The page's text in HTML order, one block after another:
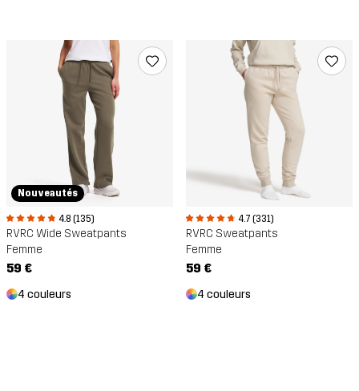
Nouveautés
4.8 (135)
RVRC Wide Sweatpants
Femme
59 €
4 couleurs
4.7 (331)
RVRC Sweatpants
Femme
59 €
4 couleurs